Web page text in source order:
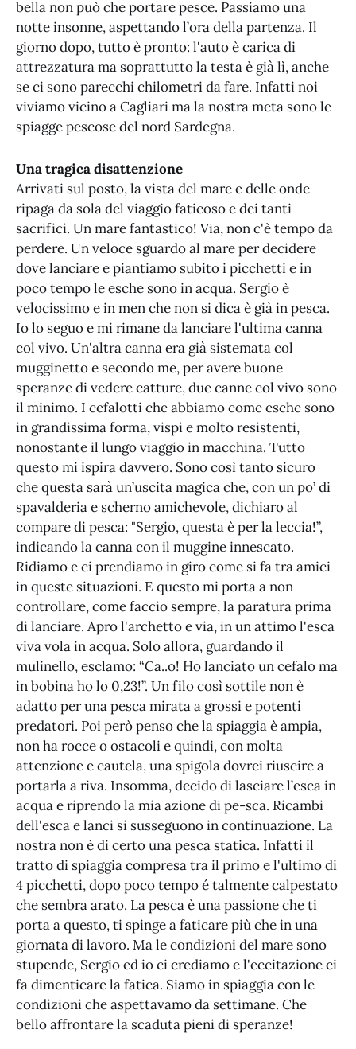
bella non può che portare pesce. Passiamo una
notte insonne, aspettando l’ora della partenza. Il
giorno dopo, tutto è pronto: l'auto è carica di
attrezzatura ma soprattutto la testa è già lì, anche
se ci sono parecchi chilometri da fare. Infatti noi
viviamo vicino a Cagliari ma la nostra meta sono le
spiagge pescose del nord Sardegna.
Una tragica disattenzione
Arrivati sul posto, la vista del mare e delle onde
ripaga da sola del viaggio faticoso e dei tanti
sacrifici. Un mare fantastico! Via, non c'è tempo da
perdere. Un veloce sguardo al mare per decidere
dove lanciare e piantiamo subito i picchetti e in
poco tempo le esche sono in acqua. Sergio è
velocissimo e in men che non si dica è già in pesca.
Io lo seguo e mi rimane da lanciare l'ultima canna
col vivo. Un'altra canna era già sistemata col
mugginetto e secondo me, per avere buone
speranze di vedere catture, due canne col vivo sono
il minimo. I cefalotti che abbiamo come esche sono
in grandissima forma, vispi e molto resistenti,
nonostante il lungo viaggio in macchina. Tutto
questo mi ispira davvero. Sono così tanto sicuro
che questa sarà un’uscita magica che, con un po’ di
spavalderia e scherno amichevole, dichiaro al
compare di pesca: "Sergio, questa è per la leccia!”,
indicando la canna con il muggine innescato.
Ridiamo e ci prendiamo in giro come si fa tra amici
in queste situazioni. E questo mi porta a non
controllare, come faccio sempre, la paratura prima
di lanciare. Apro l'archetto e via, in un attimo l'esca
viva vola in acqua. Solo allora, guardando il
mulinello, esclamo: “Ca..o! Ho lanciato un cefalo ma
in bobina ho lo 0,23!”. Un filo così sottile non è
adatto per una pesca mirata a grossi e potenti
predatori. Poi però penso che la spiaggia è ampia,
non ha rocce o ostacoli e quindi, con molta
attenzione e cautela, una spigola dovrei riuscire a
portarla a riva. Insomma, decido di lasciare l’esca in
acqua e riprendo la mia azione di pe-sca. Ricambi
dell'esca e lanci si susseguono in continuazione. La
nostra non è di certo una pesca statica. Infatti il
tratto di spiaggia compresa tra il primo e l'ultimo di
4 picchetti, dopo poco tempo é talmente calpestato
che sembra arato. La pesca è una passione che ti
porta a questo, ti spinge a faticare più che in una
giornata di lavoro. Ma le condizioni del mare sono
stupende, Sergio ed io ci crediamo e l'eccitazione ci
fa dimenticare la fatica. Siamo in spiaggia con le
condizioni che aspettavamo da settimane. Che
bello affrontare la scaduta pieni di speranze!